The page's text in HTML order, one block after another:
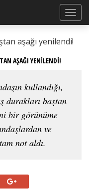
AŞAĞI YENİLENDİ!
kullandığı,
durakları baştan
bir görünüme
ve
not aldı.